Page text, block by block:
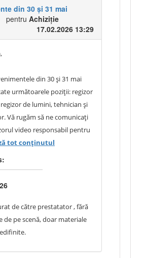
din 30 și 31 mai
pentru Achiziție
17.02.2026 13:29
din 30 și 31 mai
următoarele poziții: regizor
de lumini, tehnician și
Vă rugăm să ne comunicați
video responsabil pentru
pe ecrane va fi
din partea Dumneavoastră
să fie asigurat de prestator.
tot conținutul
de către prestatator , fără
de pe scenă, doar materiale